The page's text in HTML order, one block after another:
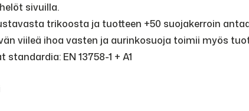
sivuilla.
trikoosta ja tuotteen +50 suojakerroin
viileä ihoa vasten ja aurinkosuoja toimii myös
EN 13758-1 + A1